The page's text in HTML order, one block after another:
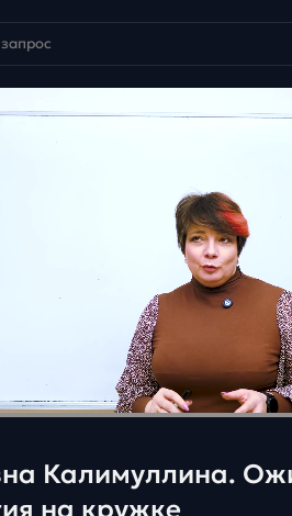
Калимуллина.